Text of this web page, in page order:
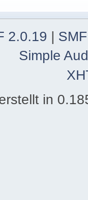
2.0.19 |
Simple
in